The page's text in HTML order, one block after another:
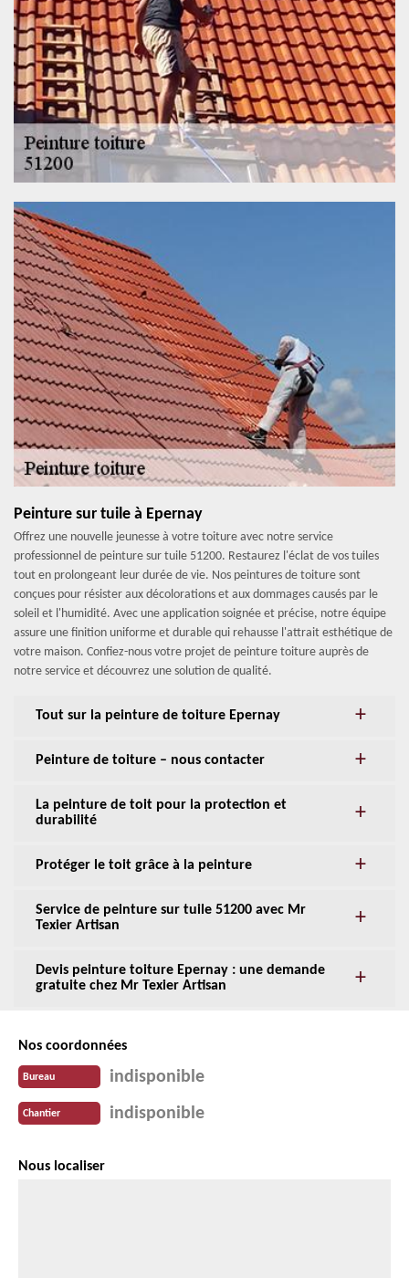
Peinture sur tuile à Epernay
Offrez une nouvelle jeunesse à votre toiture avec notre service
professionnel de peinture sur tuile 51200. Restaurez l'éclat de vos tuiles
tout en prolongeant leur durée de vie. Nos peintures de toiture sont
conçues pour résister aux décolorations et aux dommages causés par le
soleil et l'humidité. Avec une application soignée et précise, notre équipe
assure une finition uniforme et durable qui rehausse l'attrait esthétique de
votre maison. Confiez-nous votre projet de peinture toiture auprès de
notre service et découvrez une solution de qualité.
Tout sur la peinture de toiture Epernay
Peinture de toiture – nous contacter
La peinture de toit pour la protection et
durabilité
Protéger le toit grâce à la peinture
Service de peinture sur tuile 51200 avec Mr
Texier Artisan
Devis peinture toiture Epernay : une demande
gratuite chez Mr Texier Artisan
Nos coordonnées
Bureau indisponible
Chantier indisponible
Nous localiser